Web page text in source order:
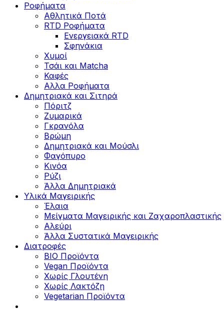
Ροφήματα
Αθλητικά Ποτά
RTD Ροφήματα
Ενεργειακά RTD
Σφηνάκια
Χυμοί
Τσάι και Matcha
Καφές
Αλλα Ροφήματα
Δημητριακά και Σιτηρά
Πόριτζ
Ζυμαρικά
Γκρανόλα
Βρώμη
Δημητριακά και Μούσλι
Φαγόπυρο
Κινόα
Ρύζι
Άλλα Δημητριακά
Υλικά Μαγειρικής
Έλαια
Μείγματα Μαγειρικής και Ζαχαροπλαστικής
Αλεύρι
Άλλα Συστατικά Μαγειρικής
Διατροφές
BIO Προϊόντα
Vegan Προϊόντα
Χωρίς Γλουτένη
Χωρίς Λακτόζη
Vegetarian Προϊόντα